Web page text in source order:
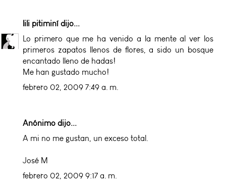
lili pitiminí dijo...
Lo primero que me ha venido a la mente al ver los
primeros zapatos llenos de flores, a sido un bosque
encantado lleno de hadas!
Me han gustado mucho!
febrero 02, 2009 7:49 a. m.
Anónimo dijo...
A mi no me gustan, un exceso total.
José Mª
febrero 02, 2009 9:17 a. m.